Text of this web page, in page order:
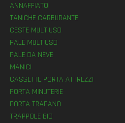
ANNAFFIATOI
TANICHE CARBURANTE
CESTE MULTIUSO
PALE MULTIUSO
PALE DA NEVE
MANICI
CASSETTE PORTA ATTREZZI
PORTA MINUTERIE
PORTA TRAPANO
TRAPPOLE BIO